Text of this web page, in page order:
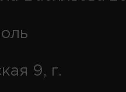
9, г.